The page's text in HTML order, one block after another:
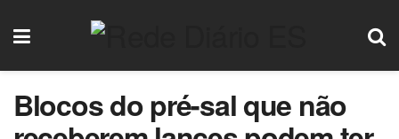
Blocos do pré-sal que não